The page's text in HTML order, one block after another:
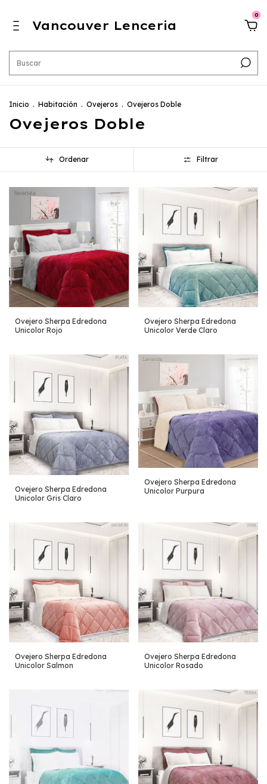
Vancouver Lenceria
0
Inicio . Habitación . Ovejeros . Ovejeros Doble
Ovejeros Doble
Ordenar Filtrar
Ovejero Sherpa Edredona
Unicolor Rojo
Ovejero Sherpa Edredona
Unicolor Verde Claro
Ovejero Sherpa Edredona
Unicolor Gris Claro
Ovejero Sherpa Edredona
Unicolor Purpura
Ovejero Sherpa Edredona
Unicolor Salmon
Ovejero Sherpa Edredona
Unicolor Rosado